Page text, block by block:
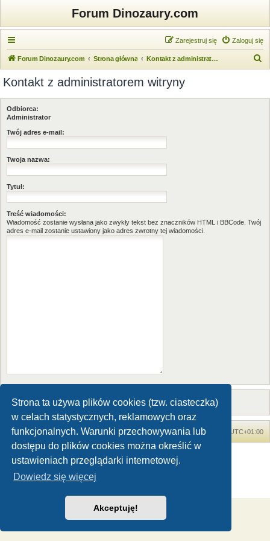
Strona ta używa plików cookies (tzw. ciasteczka)
w celach statystycznych, reklamowych oraz
funkcjonalnych. Warunki przechowywania lub
dostępu do plików cookies można określić w
ustawieniach przeglądarki internetowej.
Dowiedz się więcej
Akceptuję!
Forum Dinozaury.com
Zaloguj się
Zarejestruj się
Forum Dinozaury.com Strona główna Kontakt z administratorem witryny
k
Kontakt z administratorem witryny
Odbiorca:
Administrator
Twój adres e-mail:
Twoja nazwa:
Tytuł:
Treść wiadomości:
Wiadomość zostanie wysłana jako zwykły tekst bez znaczników HTML i BBCode. Twój
adres e-mail zostanie ustawiony jako adres zwrotny tej wiadomości.
Forum Dinozaury.com Strona główna Strefa czasowa UTC+01:00
Technologię dostarczaphpBB® Forum Software © phpBB Limited
Polski pakiet językowy dostarcza